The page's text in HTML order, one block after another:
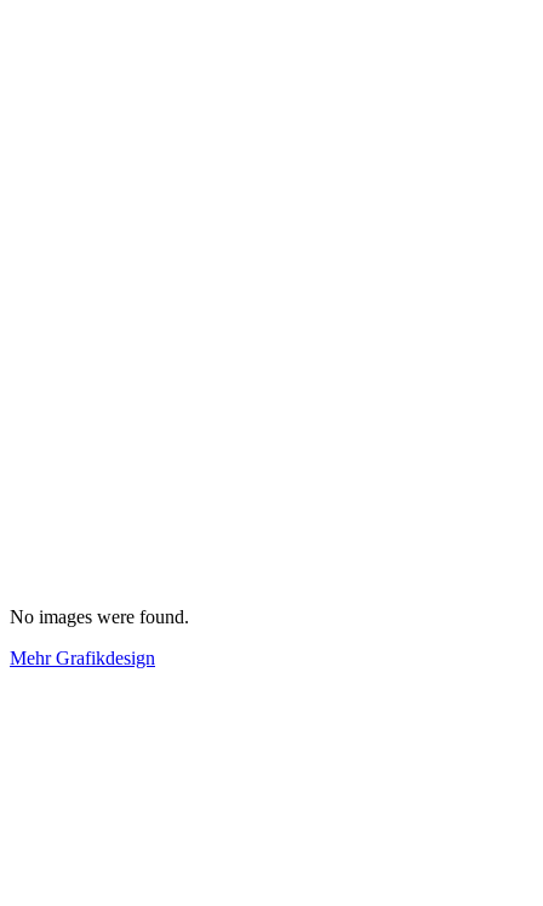
No images were found.
Mehr Grafikdesign